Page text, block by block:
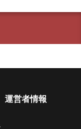
運営者情報